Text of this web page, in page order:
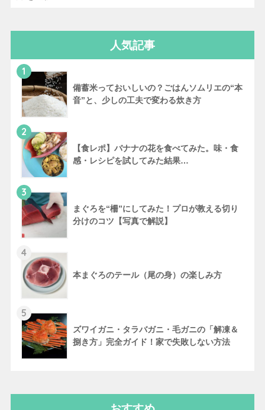
人気記事
1
備蓄米っておいしいの？ごはんソムリエの“本
音”と、少しの工夫で変わる炊き方
2
【食レポ】バナナの花を食べてみた。味・食
感・レシピを試してみた結果…
3
まぐろを“柵”にしてみた！プロが教える切り
分けのコツ【写真で解説】
4
本まぐろのテール（尾の身）の楽しみ方
5
ズワイガニ・タラバガニ・毛ガニの「解凍＆
捌き方」完全ガイド！家で失敗しない方法